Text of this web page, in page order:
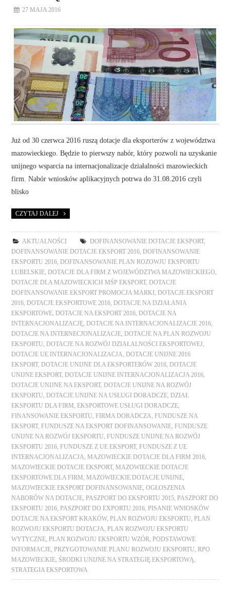
27 MAJA 2016
Już od 30 czerwca 2016 ruszą dotacje dla eksporterów z województwa
mazowieckiego. Będzie to pierwszy nabór, który pozwoli na uzyskanie
unijnego wsparcia na internacjonalizacje działalności mazowieckich
firm. Nabór wniosków aplikacyjnych potrwa do 31.08.2016 czyli
blisko
CZYTAJ DALEJ
AKTUALNOŚCI DOFINANSOWANIE DOTACJE EKSPORT,
DOFINANSOWANIE DOTACJE EKSPORT 2016,DOFINANSOWANIE
EKSPORTU 2016,DOFINANSOWANIE PLAN ROZOWJU EKSPORTU
LUBELSKIE,DOTACJE DLA FIRM Z WOJEWÓDZTWA MAZOWIECKIEGO,
DOTACJE DLA MAZOWIECKICH MŚP EKSPORT,DOTACJE
DOFINANSOWANIE EKSPORT PROMOCJA MARKI ,DOTACJE EKSPORT
2016,DOTACJE EKSPORTOWE 2016,DOTACJE NA DZIAŁANIA
EKSPORTOWE,DOTACJE NA EKSPORT 2016,DOTACJE NA
INTERNACJONALIZACJĘ,DOTACJE NA INTERNACJONALIZACJE 2016,
DOTACJE NA INTERNECJONALIZACJE,DOTACJE NA PLAN ROZWOJU
EKSPORTU,DOTACJE NA ROZWÓJ DZIAŁALNOŚCI EKSPORTOWEJ,
DOTACJE UE INTERNACJONALIZACJA,DOTACJE UNIJNE 2016
EKSPORT,DOTACJE UNIJNE DLA EKSPORTERÓW 2016,DOTACJE
UNIJNE EKSPORT,DOTACJE UNIJNE INTERNACJONALIZACJA 2016,
DOTACJE UNIJNE NA EKSPORT,DOTACJE UNIJNE NA ROZWÓJ
EKSPORTU,DOTACJE UNIJNE NA USŁUGI DORADCZE,DZIAŁ
EKSPORTU DLA FIRM,EKSPORTOWE USŁUGI DORADCZE,
FINANSOWANIE EKSPORTU, FIRMA DORADCZA, FUNDUSZE NA
EKSPORT, FUNDUSZE NA EKSPORT DOFINANSOWANIE, FUNDUSZE
UNIJNE NA ROZWÓJ EKSPORTU, FUNDUSZE UNIJNE NA ROZWÓJ
EKSPORTU 2016, FUNDUSZE Z UE EKSPORT, FUNDUSZE Z UE
INTERNACJONALIZACJA,MAZOWIECKIE DOTACJE DLA FIRM 2016,
MAZOWIECKIE DOTACJE EKSPORT,MAZOWIECKIE DOTACJE
EKSPORTOWE DLA FIRM,MAZOWIECKIE DOTACJE UNIJNE,
MAZOWIECKIE EKSPORT DOFINANSOWANIE,OGŁOSZENIA
NABORÓW NA DOTACJE, PASZPORT DO EKSPORTU 2015, PASZPORT DO
EKSPORTU 2016, PASZPORT DO EXPORTU 2016, PISANIE WNIOSKÓW
DOTACJE NA EKSPORT KRAKÓW, PLAN ROZWOJU EKSPORTU, PLAN
ROZWOJU EKSPORTU DOTACJA, PLAN ROZWOJU EKSPORTU
WYTYCZNE, PLAN ROZWOJU EKSPORTU WZÓR, PODSTAWOWE
INFORMACJE, PRZYGOTOWANIE PLANU ROZWOJU EKSPORTU, RPO
MAZOWIECKIE, ŚRODKI UNIJNE NA STRATEGIĘ EKSPORTOWĄ,
STRATEGIA EKSPORTOWA